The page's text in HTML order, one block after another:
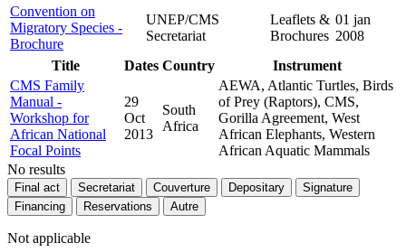
Convention on
Migratory Species -
Brochure
UNEP/CMS
Secretariat
Leaflets &
Brochures
01 jan
2008
Title
Dates Country
Instrument
CMS Family
Manual -
Workshop for
African National
Focal Points
29
Oct
2013
South
Africa
AEWA, Atlantic Turtles, Birds
of Prey (Raptors), CMS,
Gorilla Agreement, West
African Elephants, Western
African Aquatic Mammals
No results
Final act Secretariat Couverture Depositary
Signature
Financing
Reservations Autre
Not applicable